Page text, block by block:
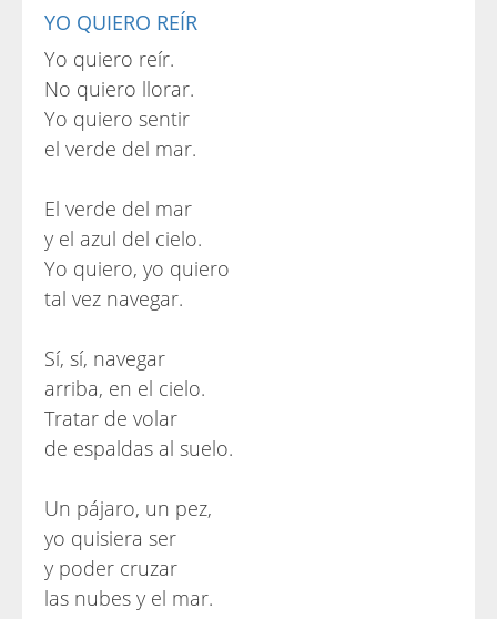
YO QUIERO REÍR
Yo quiero reír.
No quiero llorar.
Yo quiero sentir
el verde del mar.
El verde del mar
y el azul del cielo.
Yo quiero, yo quiero
tal vez navegar.
Sí, sí, navegar
arriba, en el cielo.
Tratar de volar
de espaldas al suelo.
Un pájaro, un pez,
yo quisiera ser
y poder cruzar
las nubes y el mar.